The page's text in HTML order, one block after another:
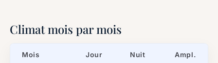
Climat mois par mois
Mois Jour Nuit Ampl.